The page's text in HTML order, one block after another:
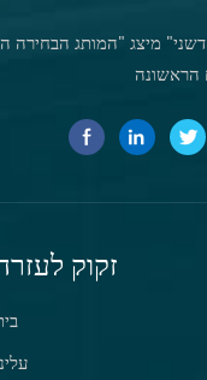
מיצג "המותג הבחירה
הראשונה
זקוק